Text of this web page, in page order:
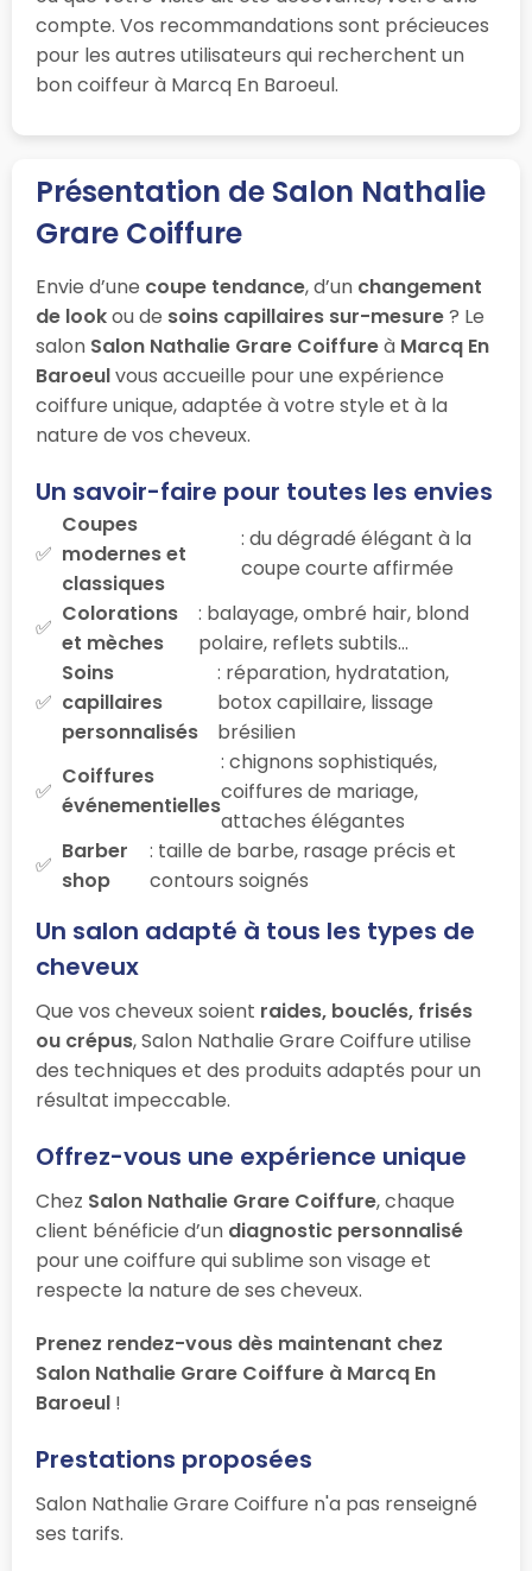
compte. Vos recommandations sont précieuces
pour les autres utilisateurs qui recherchent un
bon coiffeur à Marcq En Baroeul.
Présentation de Salon Nathalie
Grare Coiffure
Envie d’une coupe tendance, d’un changement
de lookou de soins capillaires sur-mesure? Le
salon Salon Nathalie Grare Coiffureà Marcq En
Baroeulvous accueille pour une expérience
coiffure unique, adaptée à votre style et à la
nature de vos cheveux.
Un savoir-faire pour toutes les envies
Coupes
modernes et
classiques
: du dégradé élégant à la
coupe courte affirmée
Colorations
et mèches
: balayage, ombré hair, blond
polaire, reflets subtils…
Soins
capillaires
personnalisés
: réparation, hydratation,
botox capillaire, lissage
brésilien
Coiffures
événementielles
: chignons sophistiqués,
coiffures de mariage,
attaches élégantes
Barber
shop
: taille de barbe, rasage précis et
contours soignés
Un salon adapté à tous les types de
cheveux
Que vos cheveux soient raides, bouclés, frisés
ou crépus, Salon Nathalie Grare Coiffure utilise
des techniques et des produits adaptés pour un
résultat impeccable.
Offrez-vous une expérience unique
Chez Salon Nathalie Grare Coiffure, chaque
client bénéficie d’un diagnostic personnalisé
pour une coiffure qui sublime son visage et
respecte la nature de ses cheveux.
Prenez rendez-vous dès maintenant chez
Salon Nathalie Grare Coiffure à Marcq En
Baroeul !
Prestations proposées
Salon Nathalie Grare Coiffure n'a pas renseigné
ses tarifs.